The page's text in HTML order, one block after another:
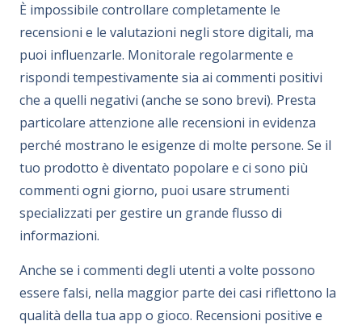
È impossibile controllare completamente le
recensioni e le valutazioni negli store digitali, ma
puoi influenzarle. Monitorale regolarmente e
rispondi tempestivamente sia ai commenti positivi
che a quelli negativi (anche se sono brevi). Presta
particolare attenzione alle recensioni in evidenza
perché mostrano le esigenze di molte persone. Se il
tuo prodotto è diventato popolare e ci sono più
commenti ogni giorno, puoi usare strumenti
specializzati per gestire un grande flusso di
informazioni.
Anche se i commenti degli utenti a volte possono
essere falsi, nella maggior parte dei casi riflettono la
qualità della tua app o gioco. Recensioni positive e